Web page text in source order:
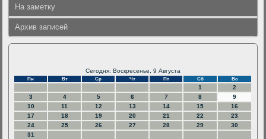
На заметку
Архив записей
Сегодня: Воскресенье, 9 Августа
Пн Вт Ср Чт Пт Сб Вс
1
2
3
4 5 6 7 8
9
10
11 12 13 14 15
16
17
18 19 20 21 22
23
24
25 26 27 28 29
30
31